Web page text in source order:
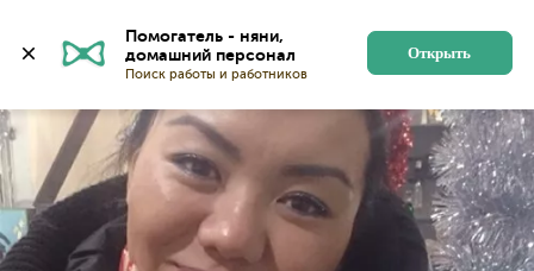
Помогатель - няни,
Поиск работы и работников
Открыть